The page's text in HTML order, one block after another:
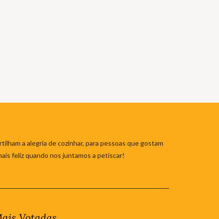
a alegria de cozinhar, para pessoas que gostam
feliz quando nos juntamos a petiscar!